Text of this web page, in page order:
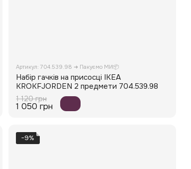
Артикул: 704.539.98 ➜ Пакуємо МИ📦
Набір гачків на присосці IKEA
KROKFJORDEN 2 предмети 704.539.98
1 120 грн
1 050 грн
−9%